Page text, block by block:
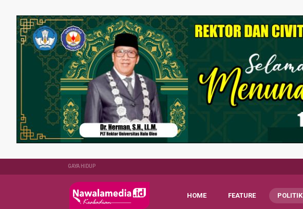
GAYA HIDUP
HOME FEATURE POLITIK